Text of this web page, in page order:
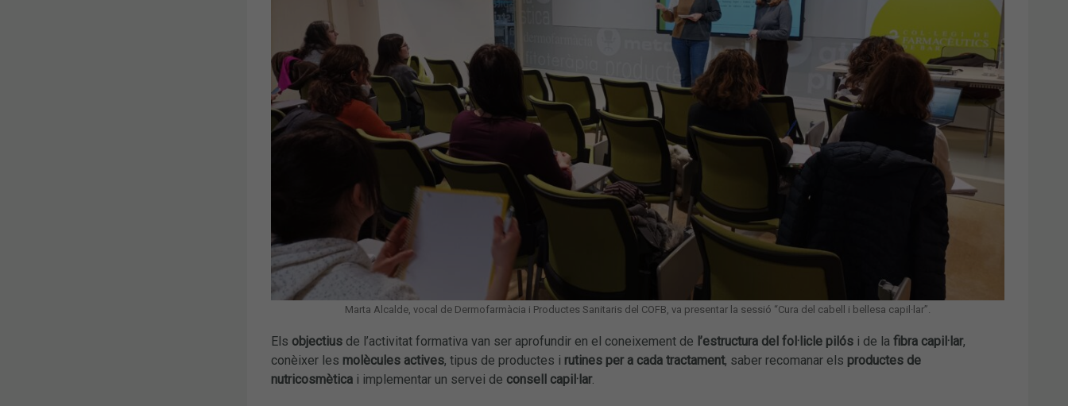
Marta Alcalde, vocal de Dermofarmàcia i Productes Sanitaris del COFB, va presentar la sessió “Cura del cabell i bellesa capil·lar”.
Els objectius de l’activitat formativa van ser aprofundir en el coneixement de l’estructura del fol·licle pilós i de la fibra capil·lar,
conèixer les molècules actives, tipus de productes i rutines per a cada tractament, saber recomanar els productes de
nutricosmèticai implementar un servei de consell capil·lar.